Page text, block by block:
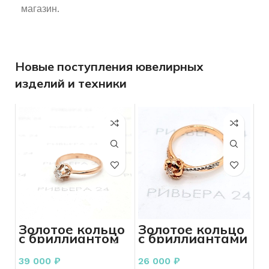
магазин.
Новые поступления ювелирных
изделий и техники
Золотое кольцо
с бриллиантом
СССР 585 пробы
2,73 грамм
39 000 ₽
Золотое кольцо
с бриллиантами
585 пробы 1.87
грамм 16 р-р
26 000 ₽